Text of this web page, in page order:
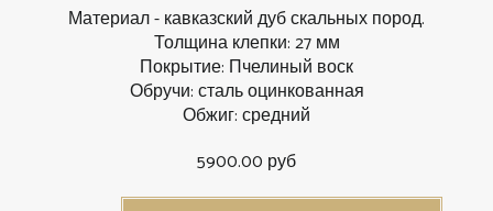
Материал - кавказский дуб скальных пород.
Толщина клепки: 27 мм
Покрытие: Пчелиный воск
Обручи: сталь оцинкованная
Обжиг: средний
5900.00 руб